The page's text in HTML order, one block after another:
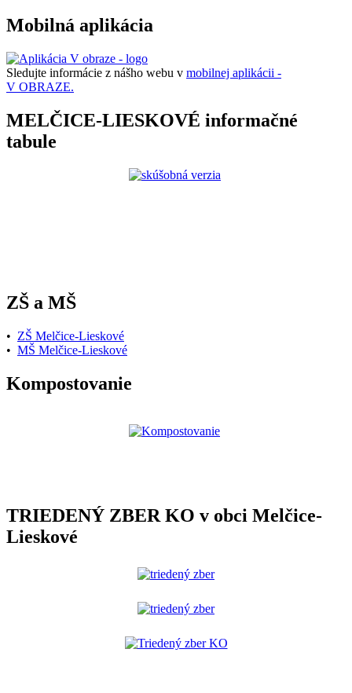
Mobilná aplikácia
Sledujte informácie z nášho webu v mobilnej aplikácii -
V OBRAZE.
MELČICE-LIESKOVÉ informačné
tabule
ZŠ a MŠ
• ZŠ Melčice-Lieskové
• MŠ Melčice-Lieskové
Kompostovanie
TRIEDENÝ ZBER KO v obci Melčice-
Lieskové